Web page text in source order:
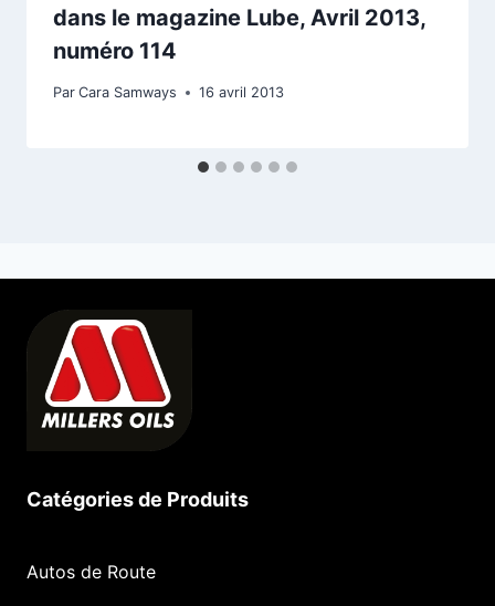
dans le magazine Lube, Avril 2013,
numéro 114
Par Cara Samways 16 avril 2013
Catégories de Produits
Autos de Route